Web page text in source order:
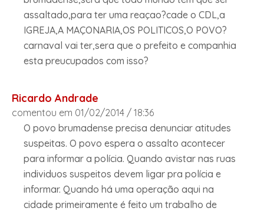
assaltado,para ter uma reaçao?cade o CDL,a
IGREJA,A MAÇONARIA,OS POLITICOS,O POVO?
carnaval vai ter,sera que o prefeito e companhia
esta preucupados com isso?
Ricardo Andrade
comentou em 01/02/2014 / 18:36
O povo brumadense precisa denunciar atitudes
suspeitas. O povo espera o assalto acontecer
para informar a polícia. Quando avistar nas ruas
individuos suspeitos devem ligar pra polícia e
informar. Quando há uma operação aqui na
cidade primeiramente é feito um trabalho de